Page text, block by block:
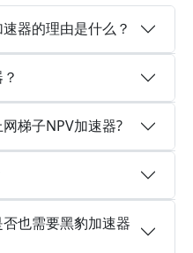
器的理由是什么？
梯子NPV加速器?
也需要黑豹加速器